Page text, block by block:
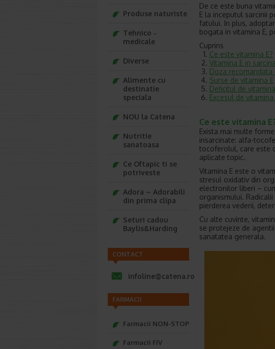
De ce este buna
E la inceputul sarcinii
fatului. In plus,
bogata in vitamina E,
Cuprins
Ce este vitamina E?
Vitamina E in
Doza recomandata
Surse de vitamina E
Deficitul de
Excesul de vitamina
Ce este vitamina
Exista mai multe
insarcinate: alfa-
tocoferolul, care este
aplicate topic.
Vitamina E este o
stresul oxidativ din
electronilor liberi –
organismului.
pierderea vederii,
Cu alte cuvinte,
se protejeze de
sanatatea generala.
Produse naturiste
Tehnico -
medicale
Diverse
Alimente cu
destinatie
speciala
NOU la Catena
Nutritie
sanatoasa
Ce Oftapic ti se
potriveste
Adora – Adorabili
din prima clipa
Seturi cadou
Baylis&Harding
CONTACT
infoline@catena.ro
FARMACII
Farmacii NON-STOP
Farmacii FIV